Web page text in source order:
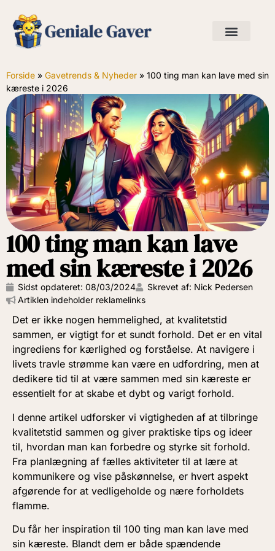
Forside » Gavetrends & Nyheder » 100 ting man kan lave med sin
kæreste i 2026
100 ting man kan lave
med sin kæreste i 2026
Sidst opdateret: 08/03/2024
Skrevet af: Nick Pedersen
Artiklen indeholder reklamelinks
Det er ikke nogen hemmelighed, at kvalitetstid
sammen, er vigtigt for et sundt forhold. Det er en vital
ingrediens for kærlighed og forståelse. At navigere i
livets travle strømme kan være en udfordring, men at
dedikere tid til at være sammen med sin kæreste er
essentielt for at skabe et dybt og varigt forhold.
I denne artikel udforsker vi vigtigheden af at tilbringe
kvalitetstid sammen og giver praktiske tips og ideer
til, hvordan man kan forbedre og styrke sit forhold.
Fra planlægning af fælles aktiviteter til at lære at
kommunikere og vise påskønnelse, er hvert aspekt
afgørende for at vedligeholde og nære forholdets
flamme.
Du får her inspiration til 100 ting man kan lave med
sin kæreste. Blandt dem er både spændende